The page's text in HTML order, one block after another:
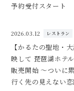
予約受付スタート
2026.03.12 レストラン
【かるたの聖地・
映して 琵琶湖ホテ
販売開始 ～ついに
行く先の見えない